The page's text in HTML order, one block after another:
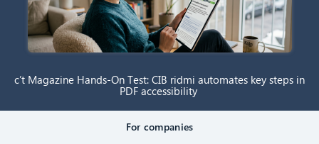
c’t Magazine Hands-On Test: CIB ridmi automates key steps in
PDF accessibility
For companies